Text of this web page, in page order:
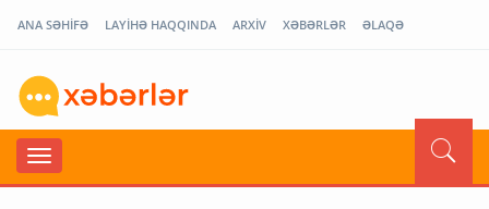
ANA SƏHİFƏ LAYİHƏ HAQQINDA ARXİV XƏBƏRLƏR ƏLAQƏ